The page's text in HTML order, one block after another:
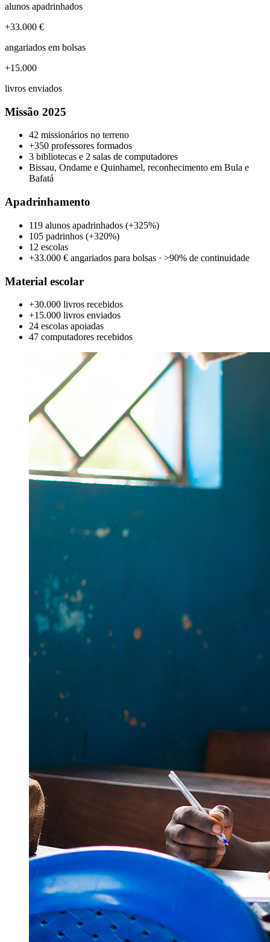
alunos apadrinhados
+33.000 €
angariados em bolsas
+15.000
livros enviados
Missão 2025
42 missionários no terreno
+350 professores formados
3 bibliotecas e 2 salas de computadores
Bissau, Ondame e Quinhamel, reconhecimento em Bula e
Bafatá
Apadrinhamento
119 alunos apadrinhados (+325%)
105 padrinhos (+320%)
12 escolas
+33.000 € angariados para bolsas · >90% de continuidade
Material escolar
+30.000 livros recebidos
+15.000 livros enviados
24 escolas apoiadas
47 computadores recebidos